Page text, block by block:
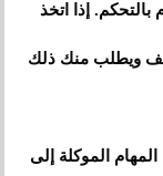
بالتحكم. إذا اتخذ
ويطلب منك ذلك
المهام الموكلة إلى